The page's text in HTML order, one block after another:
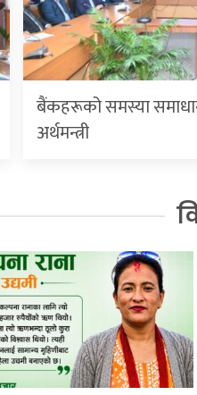
बैंकहरूको समस्या
अर्थमन्त्री